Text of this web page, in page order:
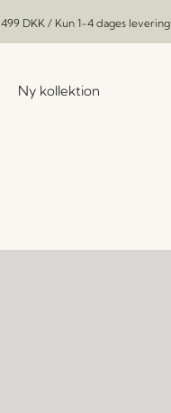
499 DKK / Kun 1-4 dages levering
Ny kollektion